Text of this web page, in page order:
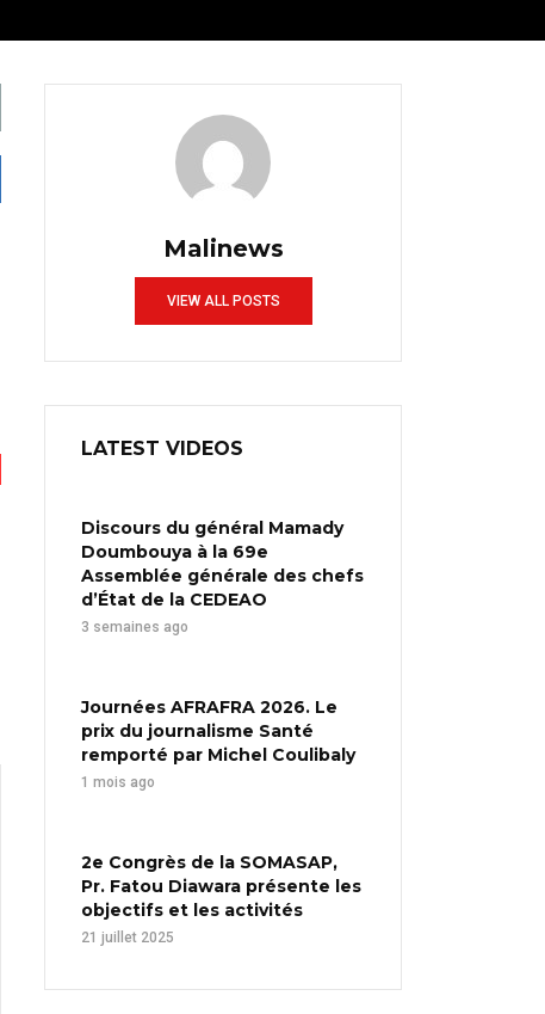
Malinews
VIEW ALL POSTS
LATEST VIDEOS
Discours du général Mamady
Doumbouya à la 69e
Assemblée générale des chefs
d’État de la CEDEAO
3 semaines ago
Journées AFRAFRA 2026. Le
prix du journalisme Santé
remporté par Michel Coulibaly
1 mois ago
2e Congrès de la SOMASAP,
Pr. Fatou Diawara présente les
objectifs et les activités
21 juillet 2025